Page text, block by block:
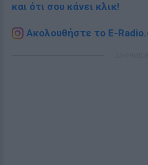
και ότι σου κάνει κλικ!
Ακολουθήστε το E-